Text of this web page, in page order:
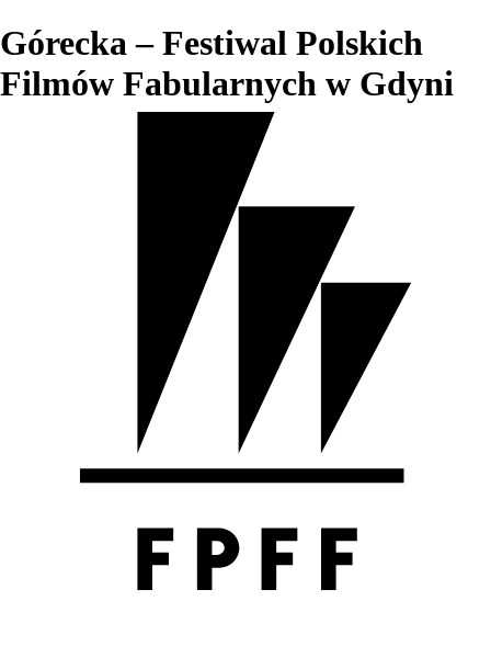
Górecka – Festiwal Polskich
Filmów Fabularnych w Gdyni